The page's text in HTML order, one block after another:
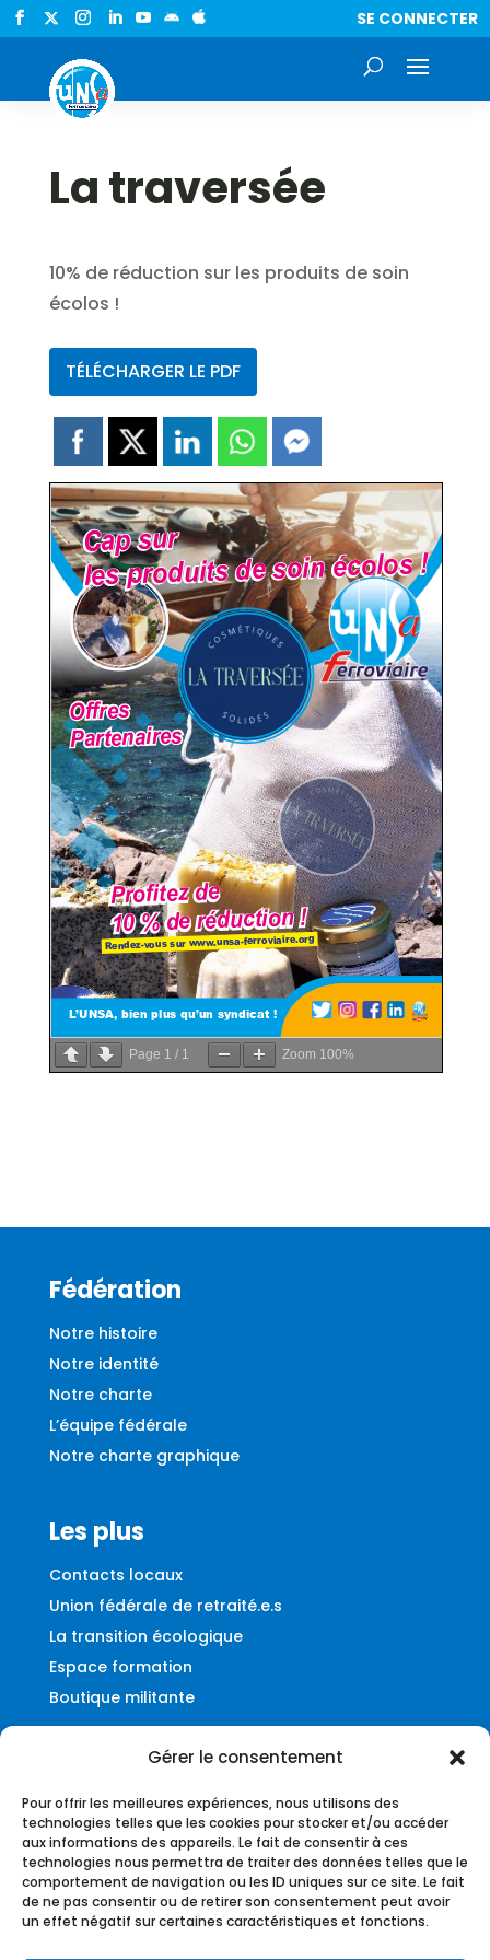
Gérer le consentement
Pour offrir les meilleures expériences, nous utilisons des
technologies telles que les cookies pour stocker et/ou accéder
aux informations des appareils. Le fait de consentir à ces
technologies nous permettra de traiter des données telles que le
comportement de navigation ou les ID uniques sur ce site. Le fait
de ne pas consentir ou de retirer son consentement peut avoir
un effet négatif sur certaines caractéristiques et fonctions.
  SE CONNECTER
La traversée
10% de réduction sur les produits de soin
écolos !
TÉLÉCHARGER LE PDF
Page 1 / 1 Zoom 100%
Fédération
Notre histoire
Notre identité
Notre charte
L’équipe fédérale
Notre charte graphique
Les plus
Contacts locaux
Union fédérale de retraité.e.s
La transition écologique
Espace formation
Boutique militante
Contact
Fédération UNSA-Ferroviaire
56, rue du Faubourg Montmartre
75009 – Paris
federation@unsa-ferroviaire.org